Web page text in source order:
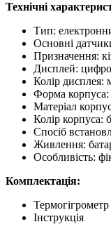
Технічні
Тип:
Основні
Призначення:
Дисплей:
Колір дисплея:
Форма
Матеріал
Колір корпуса:
Спосіб
Живлення:
Особливість:
Комплектація:
Термогігрометр
Інструкція